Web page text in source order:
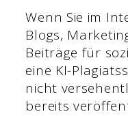
Wenn Sie im
Blogs,
Beiträge für
eine KI-
nicht
bereits